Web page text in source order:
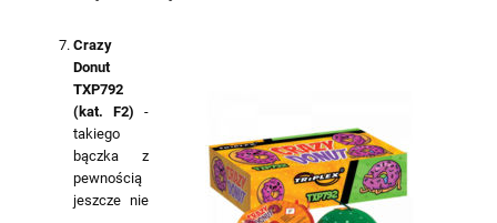
Crazy
Donut
TXP792
(kat. F2) -
takiego
bączka z
pewnością
jeszcze nie